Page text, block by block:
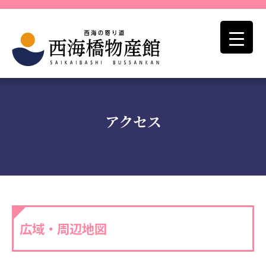
アクセス
広域・周辺地図